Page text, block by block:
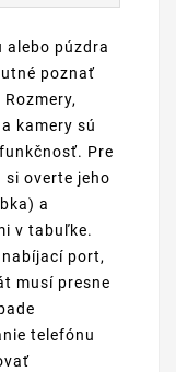
alebo púzdra
poznať
kamery sú
Pre
si overte jeho
a
v tabuľke.
port,
musí presne
telefónu